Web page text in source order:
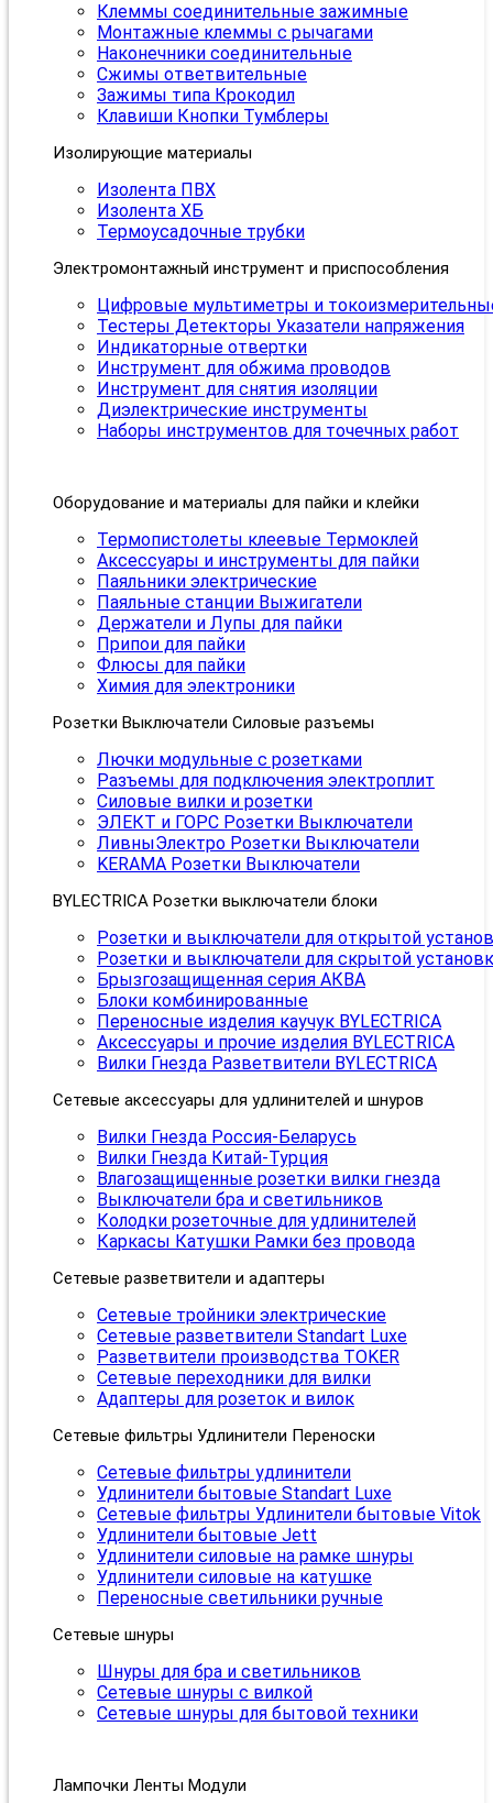
Клеммы соединительные зажимные
Монтажные клеммы с рычагами
Наконечники соединительные
Сжимы ответвительные
Зажимы типа Крокодил
Клавиши Кнопки Тумблеры
Изолирующие материалы
Изолента ПВХ
Изолента ХБ
Термоусадочные трубки
Электромонтажный инструмент и приспособления
Цифровые мультиметры и
Тестеры Детекторы Указатели напряжения
Индикаторные отвертки
Инструмент для обжима проводов
Инструмент для снятия изоляции
Диэлектрические инструменты
Наборы инструментов для точечных работ
Оборудование и материалы для пайки и клейки
Термопистолеты клеевые Термоклей
Аксессуары и инструменты для пайки
Паяльники электрические
Паяльные станции Выжигатели
Держатели и Лупы для пайки
Припои для пайки
Флюсы для пайки
Химия для электроники
Розетки Выключатели Силовые разъемы
Лючки модульные с розетками
Разъемы для подключения электроплит
Силовые вилки и розетки
ЭЛЕКТ и ГОРС Розетки Выключатели
ЛивныЭлектро Розетки Выключатели
KERAMA Розетки Выключатели
BYLECTRICA Розетки выключатели блоки
Розетки и выключатели для открытой
Розетки и выключатели для скрытой
Брызгозащищенная серия АКВА
Блоки комбинированные
Переносные изделия каучук BYLECTRICA
Аксессуары и прочие изделия BYLECTRICA
Вилки Гнезда Разветвители BYLECTRICA
Сетевые аксессуары для удлинителей и шнуров
Вилки Гнезда Россия-Беларусь
Вилки Гнезда Китай-Турция
Влагозащищенные розетки вилки гнезда
Выключатели бра и светильников
Колодки розеточные для удлинителей
Каркасы Катушки Рамки без провода
Сетевые разветвители и адаптеры
Сетевые тройники электрические
Сетевые разветвители Standart Luxe
Разветвители производства TOKER
Сетевые переходники для вилки
Адаптеры для розеток и вилок
Сетевые фильтры Удлинители Переноски
Сетевые фильтры удлинители
Удлинители бытовые Standart Luxe
Сетевые фильтры Удлинители бытовые Vitok
Удлинители бытовые Jett
Удлинители силовые на рамке шнуры
Удлинители силовые на катушке
Переносные светильники ручные
Сетевые шнуры
Шнуры для бра и светильников
Сетевые шнуры с вилкой
Сетевые шнуры для бытовой техники
Лампочки Ленты Модули